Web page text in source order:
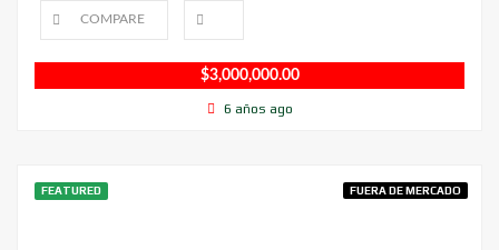
COMPARE
$3,000,000.00
6 años ago
FEATURED FUERA DE MERCADO